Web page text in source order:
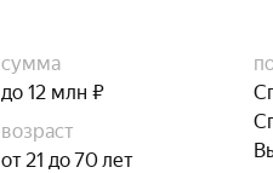
сумма
до 12 млн ₽
возраст
от 21 до 70 лет